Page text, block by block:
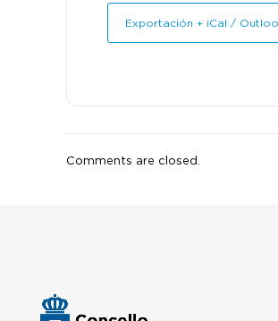
Exportación + iCal /
Comments are closed.